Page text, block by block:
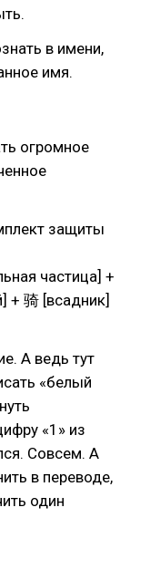
в имени,
имя.
огромное
защиты
частица] +
+ 骑 [всадник]
А ведь тут
«белый
«1» из
Совсем. А
в переводе,
один